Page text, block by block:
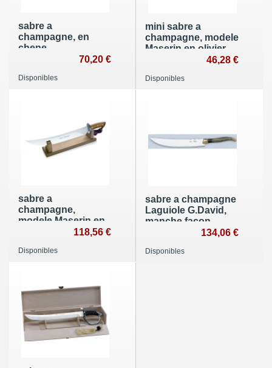
sabre a
champagne, en
chene
70,20 €
Disponibles
mini sabre a
champagne, modele
Maserin en olivier
46,28 €
Disponibles
sabre a
champagne,
modele Maserin en
118,56 €
Disponibles
sabre a champagne
Laguiole G.David,
manche facon
corne blonde134,06 €
Disponibles